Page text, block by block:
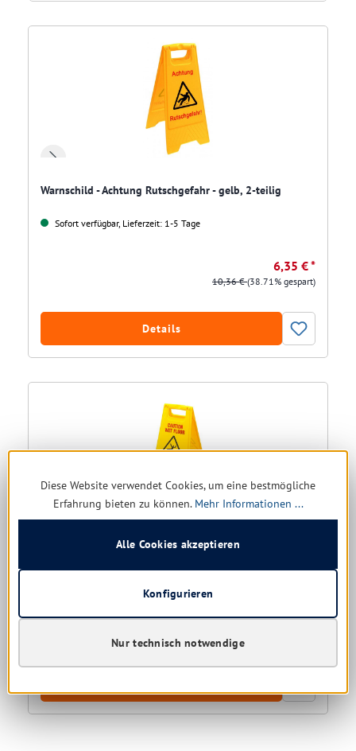
Warnschild - Achtung Rutschgefahr - gelb, 2-teilig
Sofort verfügbar, Lieferzeit: 1-5 Tage
6,35 € *
10,36 €(38.71% gespart)
Details
Warnschild - Achtung Rutschgefahr - gelb, 2-teilig
5,65 € *
10,92 €
Diese Website verwendet Cookies, um eine bestmögliche
Erfahrung bieten zu können. Mehr Informationen ...
Nur technisch notwendige
Konfigurieren
Alle Cookies akzeptieren